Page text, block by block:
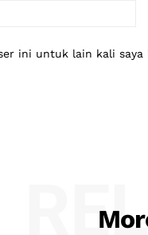
ini untuk lain kali saya